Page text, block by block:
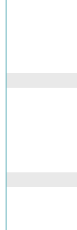
ומלאה בכל טוב -
מחוויה מרגיעה
בכל חדר הורים
אפייה, מדיח
ומדשאה מטופחת